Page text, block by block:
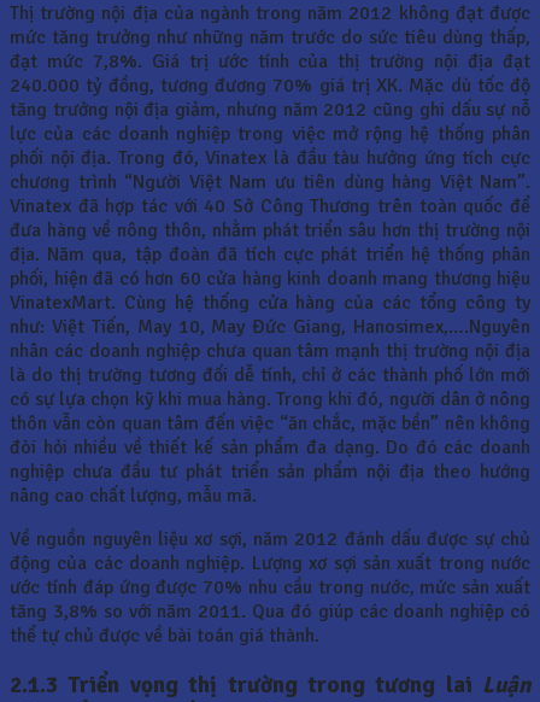
Thị trường nội địa của ngành trong năm 2012 không đạt được
mức tăng trưởng như những năm trước do sức tiêu dùng thấp,
đạt mức 7,8%. Giá trị ước tính của thị trường nội địa đạt
240.000 tỷ đồng, tương đương 70% giá trị XK. Mặc dù tốc độ
tăng trưởng nội địa giảm, nhưng năm 2012 cũng ghi dấu sự nỗ
lực của các doanh nghiệp trong việc mở rộng hệ thống phân
phối nội địa. Trong đó, Vinatex là đầu tàu hưởng ứng tích cực
chương trình “Người Việt Nam ưu tiên dùng hàng Việt Nam”.
Vinatex đã hợp tác với 40 Sở Công Thương trên toàn quốc để
đưa hàng về nông thôn, nhằm phát triển sâu hơn thị trường nội
địa. Năm qua, tập đoàn đã tích cực phát triển hệ thống phân
phối, hiện đã có hơn 60 cửa hàng kinh doanh mang thương hiệu
VinatexMart. Cùng hệ thống cửa hàng của các tổng công ty
như: Việt Tiến, May 10, May Đức Giang, Hanosimex,….Nguyên
nhân các doanh nghiệp chưa quan tâm mạnh thị trường nội địa
là do thị trường tương đối dễ tính, chỉ ở các thành phố lớn mới
có sự lựa chọn kỹ khi mua hàng. Trong khi đó, người dân ở nông
thôn vẫn còn quan tâm đến việc “ăn chắc, mặc bền” nên không
đòi hỏi nhiều về thiết kế sản phẩm đa dạng. Do đó các doanh
nghiệp chưa đầu tư phát triển sản phẩm nội địa theo hướng
nâng cao chất lượng, mẫu mã.
Về nguồn nguyên liệu xơ sợi, năm 2012 đánh dấu được sự chủ
động của các doanh nghiệp. Lượng xơ sợi sản xuất trong nước
ước tính đáp ứng được 70% nhu cầu trong nước, mức sản xuất
tăng 3,8% so với năm 2011. Qua đó giúp các doanh nghiệp có
thể tự chủ được về bài toán giá thành.
2.1.3 Triển vọng thị trường trong tương lai Luận